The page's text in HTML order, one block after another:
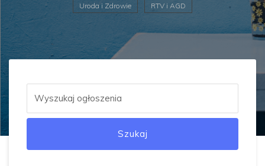
Uroda i Zdrowie
RTV i AGD
Szukaj